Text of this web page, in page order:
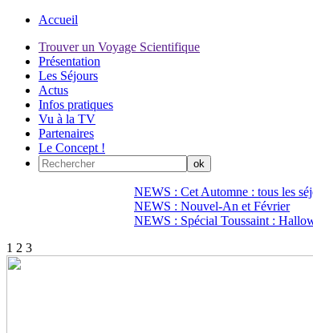
Accueil
Trouver un Voyage Scientifique
Présentation
Les Séjours
Actus
Infos pratiques
Vu à la TV
Partenaires
Le Concept !
NEWS : Cet Automne : tous les
NEWS : Nouvel-An et Février
NEWS : Spécial Toussaint :
1 2 3